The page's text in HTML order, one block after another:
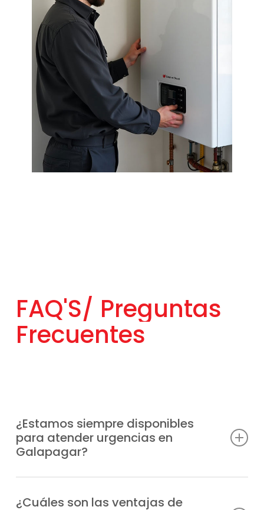
FAQ'S/ Preguntas
Frecuentes
¿Estamos siempre disponibles
para atender urgencias en
Galapagar?
en cualquier momento, por eso ofrecemos
¿Cuáles son las ventajas de